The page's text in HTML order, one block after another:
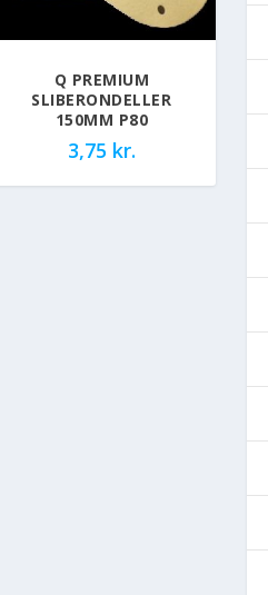
Q PREMIUM
SLIBERONDELLER
150MM P80
3,75 kr.